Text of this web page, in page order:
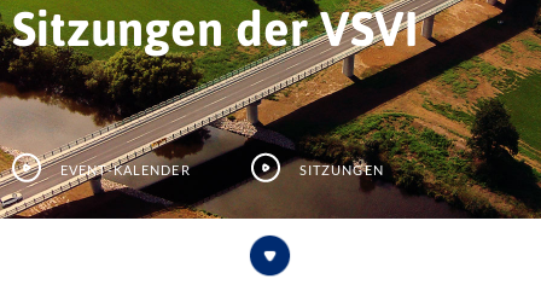
Sitzungen der VSVI
Event-Kalender Sitzungen